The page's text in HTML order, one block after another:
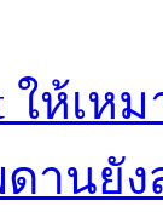
ให้เ
ดานยั